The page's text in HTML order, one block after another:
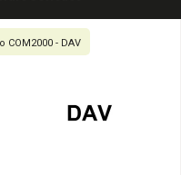
COM2000 - DAV